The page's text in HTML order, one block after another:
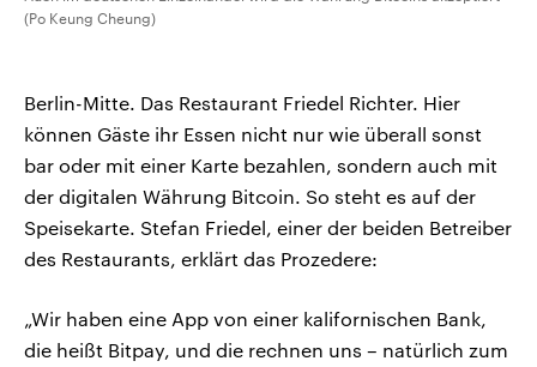
(Po Keung Cheung)
Berlin-Mitte. Das Restaurant Friedel Richter. Hier
können Gäste ihr Essen nicht nur wie überall sonst
bar oder mit einer Karte bezahlen, sondern auch mit
der digitalen Währung Bitcoin. So steht es auf der
Speisekarte. Stefan Friedel, einer der beiden Betreiber
des Restaurants, erklärt das Prozedere:
„Wir haben eine App von einer kalifornischen Bank,
die heißt Bitpay, und die rechnen uns – natürlich zum